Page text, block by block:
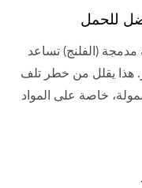
(الفلنج) تساعد
هذا يقلل من خطر تلف
خاصة على المواد